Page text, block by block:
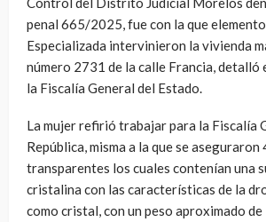
penal 665/2025, fue con la que
Especializada intervinieron la vivienda
número 2731 de la calle Francia, detalló
la Fiscalía General del Estado.
La mujer refirió trabajar para la Fiscalía
República, misma a la que se
transparentes los cuales contenían una
cristalina con las características de la
como cristal, con un peso aproximado